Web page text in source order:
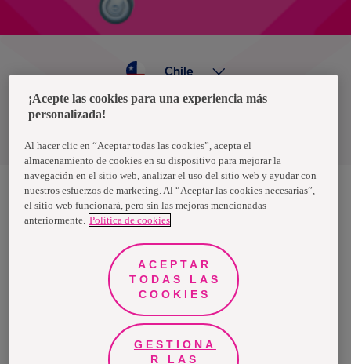
Política de privacidad de datos
Chile
Nosotras, una marca de Essity - una compañía global líder en
higiene y salud. Cada día, mil millones de personas, en todo el
propósito es romper barreras por el bienestar en beneficio de
consumidores, pacientes, cuidadores, clientes y la sociedad en
general. Vendemos en aproximadamente 150 países bajo las
principales marcas globales TENA y Tork, así como otras marcas
como Actimove, Cutimed, JOBST, Knix, Leukoplast, Libero, Libresse,
Lotus, Modibodi, Nosotras, Saba, Tempo, TOM Organic y Zewa. En
2024, Essity tuvo ventas de aproximadamente 13 mil millones de
euros y empleó a 36,000 personas. La sede de la compañía está
ubicada en Estocolmo, Suecia, y Essity cotiza en Nasdaq Estocolmo.
Más información enwww.essity.com.
¡Acepte las cookies para una experiencia más
personalizada!
Al hacer clic en “Aceptar todas las cookies”, acepta el
almacenamiento de cookies en su dispositivo para mejorar la
navegación en el sitio web, analizar el uso del sitio web y ayudar con
nuestros esfuerzos de marketing. Al “Aceptar las cookies necesarias”,
el sitio web funcionará, pero sin las mejoras mencionadas
anteriormente. Política de cookies
ACEPTAR
TODAS LAS
COOKIES
GESTIONA
R LAS